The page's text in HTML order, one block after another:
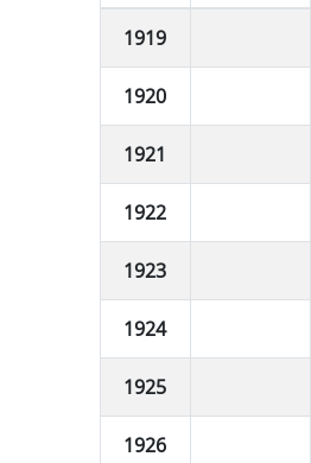
1919
1920
1921
1922
1923
1924
1925
1926